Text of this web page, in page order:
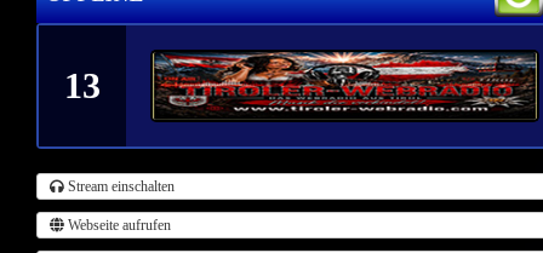
13
Stream einschalten
Webseite aufrufen